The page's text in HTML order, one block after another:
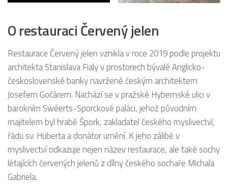
O restauraci Červený jelen
Restaurace Červený jelen vznikla v roce 2019 podle projektu
architekta Stanislava Fialy v prostorech bývalé Anglicko-
československé banky navržené českým architektem
Josefem Gočárem. Nachází se v pražské Hybernské ulici v
barokním Swéerts-Sporckově paláci, jehož původním
majitelem byl hrabě Špork, zakladatel českého myslivectví,
řádu sv. Huberta a donátor umění. K jeho zálibě v
myslivectví odkazuje nejen název restaurace, ale také sochy
létajících červených jelenů z dílny českého sochaře Michala
Gabriela.